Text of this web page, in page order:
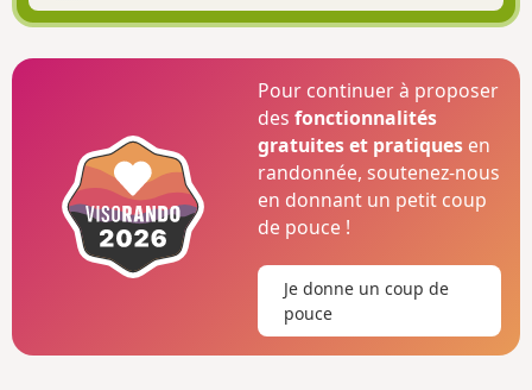
Pour continuer à proposer
desfonctionnalités
gratuites et pratiques en
randonnée, soutenez-nous
en donnant un petit coup
de pouce !
Je donne un coup de
pouce